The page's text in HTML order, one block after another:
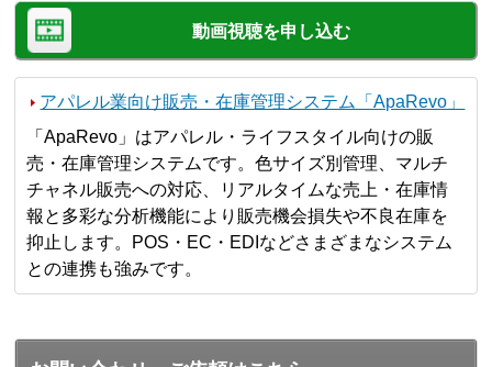
動画視聴を申し込む
アパレル業向け販売・在庫管理システム「ApaRevo」
「ApaRevo」はアパレル・ライフスタイル向けの販
売・在庫管理システムです。色サイズ別管理、マルチ
チャネル販売への対応、リアルタイムな売上・在庫情
報と多彩な分析機能により販売機会損失や不良在庫を
抑止します。POS・EC・EDIなどさまざまなシステム
との連携も強みです。